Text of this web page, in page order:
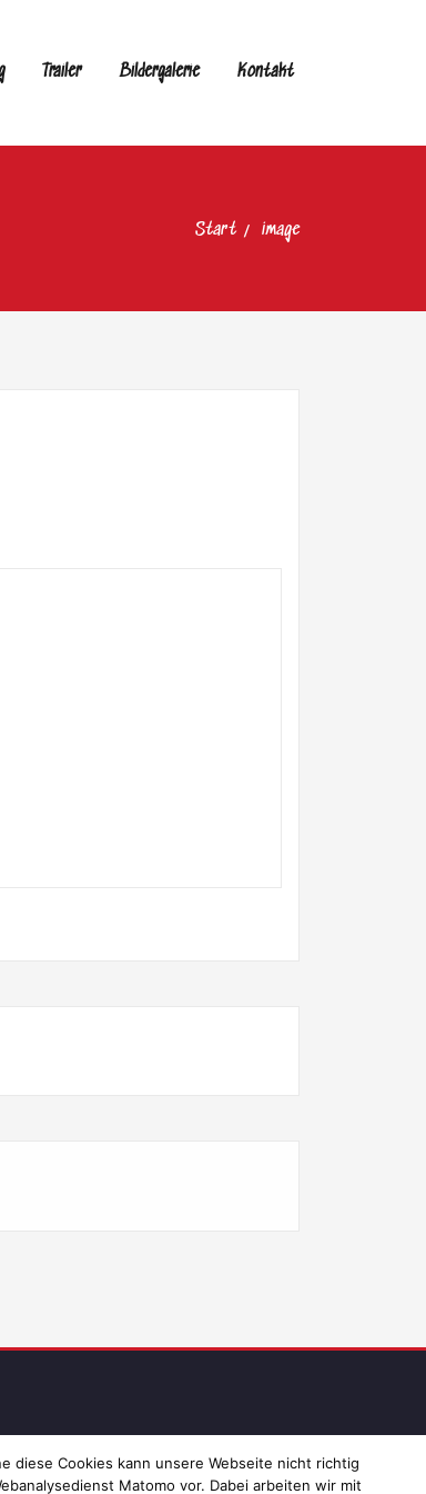
Trailer Bildergalerie Kontakt
Start image
Datenschutz
diese Cookies kann unsere Webseite nicht richtig
Matomo vor. Dabei arbeiten wir mit